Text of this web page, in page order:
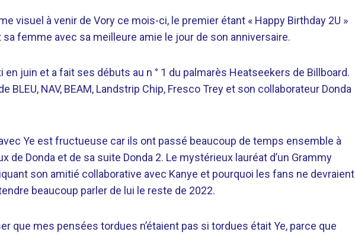
visuel à venir de Vory ce mois-ci, le premier étant « Happy Birthday 2U »
femme avec sa meilleure amie le jour de son anniversaire.
juin et a fait ses débuts au n ° 1 du palmarès Heatseekers de Billboard.
NAV, BEAM, Landstrip Chip, Fresco Trey et son collaborateur Donda
Ye est fructueuse car ils ont passé beaucoup de temps ensemble à
de Donda et de sa suite Donda 2. Le mystérieux lauréat d’un Grammy
son amitié collaborative avec Kanye et pourquoi les fans ne devraient
beaucoup parler de lui le reste de 2022.
que mes pensées tordues n’étaient pas si tordues était Ye, parce que